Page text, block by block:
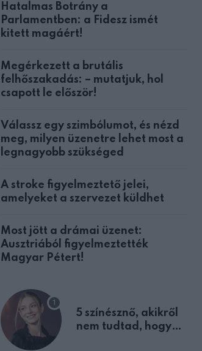
Hatalmas Botrány a
Parlamentben: a Fidesz ismét
kitett magáért!
Megérkezett a brutális
felhőszakadás: – mutatjuk, hol
csapott le először!
Válassz egy szimbólumot, és nézd
meg, milyen üzenetre lehet most a
legnagyobb szükséged
A stroke figyelmeztető jelei,
amelyeket a szervezet küldhet
Most jött a drámai üzenet:
Ausztriából figyelmeztették
Magyar Pétert!
5 színésznő, akikről
nem tudtad, hogy